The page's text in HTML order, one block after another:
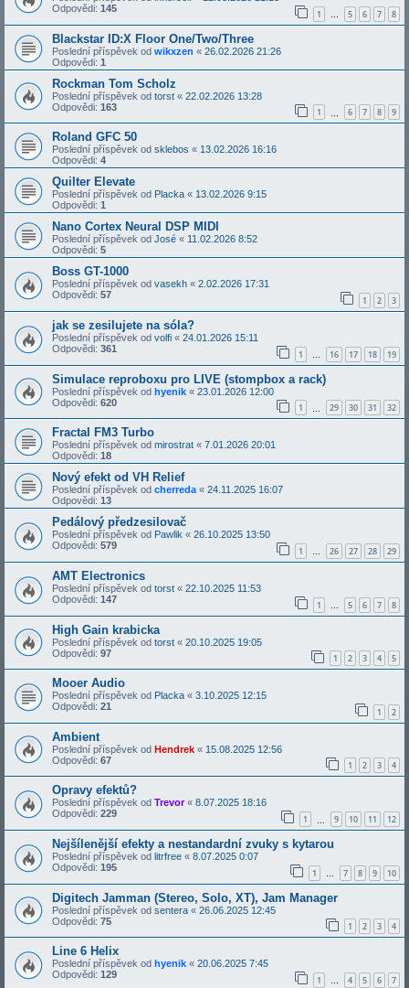
Odpovědi: 145 1 … 5 6 7 8
Blackstar ID:X Floor One/Two/Three
Poslední příspěvek od wikxzen « 26.02.2026 21:26
Odpovědi: 1
Rockman Tom Scholz
Poslední příspěvek od torst « 22.02.2026 13:28
Odpovědi: 163 1 6 7 8 9
Roland GFC 50
Poslední příspěvek od sklebos « 13.02.2026 16:16
Odpovědi: 4
Quilter Elevate
Poslední příspěvek od Placka « 13.02.2026 9:15
Odpovědi: 1
Nano Cortex Neural DSP MIDI
Poslední příspěvek od José « 11.02.2026 8:52
Odpovědi: 5
Boss GT-1000
Poslední příspěvek od vasekh « 2.02.2026 17:31
Odpovědi: 57 1 2 3
jak se zesilujete na sóla?
Poslední příspěvek od volfi « 24.01.2026 15:11
Odpovědi: 361 1 … 16 17 18 19
Simulace reproboxu pro LIVE (stompbox a rack)
Poslední příspěvek od hyenik « 23.01.2026 12:00
Odpovědi: 620 1 29 30 31 32
Fractal FM3 Turbo
Poslední příspěvek od mirostrat « 7.01.2026 20:01
Odpovědi: 18
Nový efekt od VH Relief
Poslední příspěvek od cherreda « 24.11.2025 16:07
Odpovědi: 13
Pedálový předzesilovač
Poslední příspěvek od Pawlik « 26.10.2025 13:50
Odpovědi: 579 1 … 26 27 28 29
AMT Electronics
Poslední příspěvek od torst « 22.10.2025 11:53
Odpovědi: 147 1 5 6 7 8
High Gain krabicka
Poslední příspěvek od torst « 20.10.2025 19:05
Odpovědi: 97 1 2 3 4 5
Mooer Audio
Poslední příspěvek od Placka « 3.10.2025 12:15
Odpovědi: 21 1 2
Ambient
Poslední příspěvek od Hendrek « 15.08.2025 12:56
Odpovědi: 67 1 2 3 4
Opravy efektů?
Poslední příspěvek od Trevor« 8.07.2025 18:16
Odpovědi: 229 1 9 10 11 12
Nejšílenější efekty a nestandardní zvuky s kytarou
Poslední příspěvek od litrfree « 8.07.2025 0:07
Odpovědi: 195 1 … 7 8 9 10
Digitech Jamman (Stereo, Solo, XT), Jam Manager
Poslední příspěvek od sentera « 26.06.2025 12:45
Odpovědi: 75 1 2 3 4
Line 6 Helix
Poslední příspěvek od hyenik « 20.06.2025 7:45
Odpovědi: 129 1 … 4 5 6 7